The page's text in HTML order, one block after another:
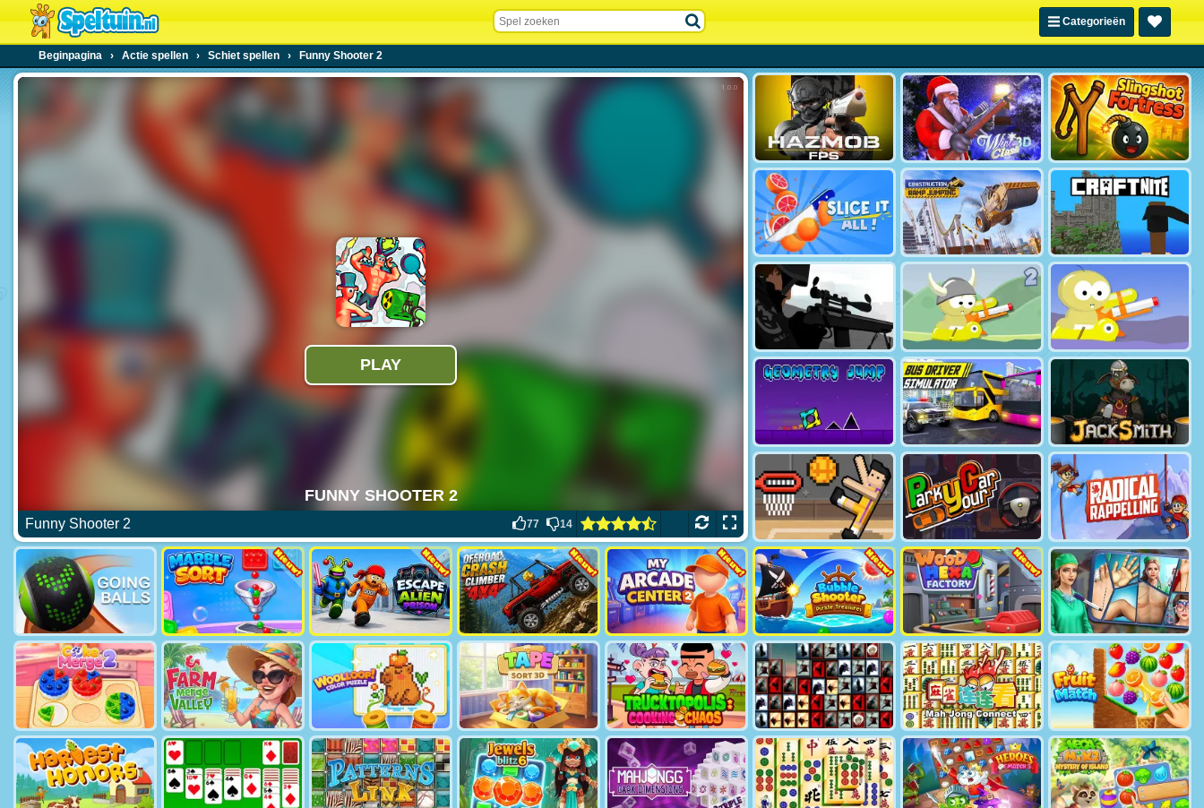
Categorieën
Beginpagina › Actie spellen › Schiet spellen › Funny Shooter 2
Funny Shooter 2 77 14